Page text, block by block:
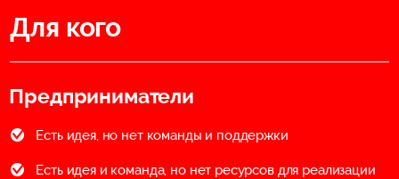
Для кого
Предприниматели
Есть идея, но нет команды и поддержки
Есть идея и команда, но нет ресурсов для реализации